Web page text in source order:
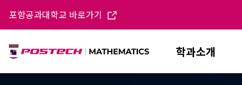
포항공과대학교 바로가기
학과소개